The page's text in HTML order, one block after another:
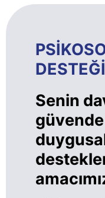
Senin
duygusal